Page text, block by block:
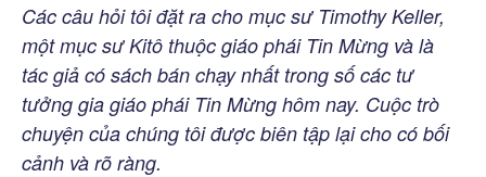
Các câu hỏi tôi đặt ra cho mục sư Timothy Keller,
một mục sư Kitô thuộc giáo phái Tin Mừng và là
tác giả có sách bán chạy nhất trong số các tư
tưởng gia giáo phái Tin Mừng hôm nay. Cuộc trò
chuyện của chúng tôi được biên tập lại cho có bối
cảnh và rõ ràng.